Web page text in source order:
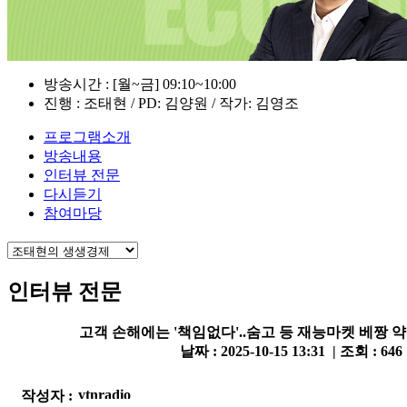
방송시간 : [월~금] 09:10~10:00
진행 : 조태현 / PD: 김양원 / 작가: 김영조
프로그램소개
방송내용
인터뷰 전문
다시듣기
참여마당
인터뷰 전문
고객 손해에는 '책임없다'..숨고 등 재능마켓 베짱
작성자 :
날짜 : 2025-10-15 13:31 | 조회 : 646